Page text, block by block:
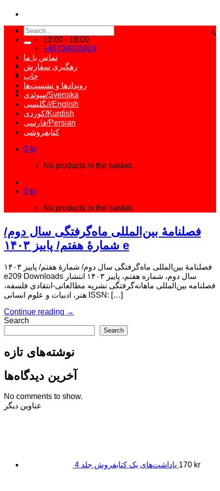
13:00 - 18:00
+46704926924
Search
for:
تماس با ما
رهگیری سفارش
چاپ
رویدادها و نشست‌ها
سوئدی/Svenska
انگلیسی/English
کوردی/Kurdish
فارسی/Persian
کتابفروشی
0 kr
No products in the basket.
0 kr
No products in the basket.
فصلنامۀ بین‌المللی ماه‌گرفتگی سال دوم/
شمارۀ هفتم/ پاییز ۱۴۰۳ e
فصلنامۀ بین‌المللی ماه‌گرفتگی سال دوم/ شمارۀ هفتم/ پاییز ۱۴۰۳
e209 Downloads سال دوم، شماره هفتم، پاییز ۱۴۰۳ انتشار
فصلنامه بین‌المللی ماهانه‌گرفتگی نشریه مطالعاتی-انتقادی فلسفه،
هنر، ادبیات و علوم انسانی ISSN: […]
Continue reading →
Search
Search
نوشته‌های تازه
آخرین دیدگاه‌ها
No comments to show.
عناوین دیگر
یاداشت‌های یک کتابفروش جلد 4 170 kr